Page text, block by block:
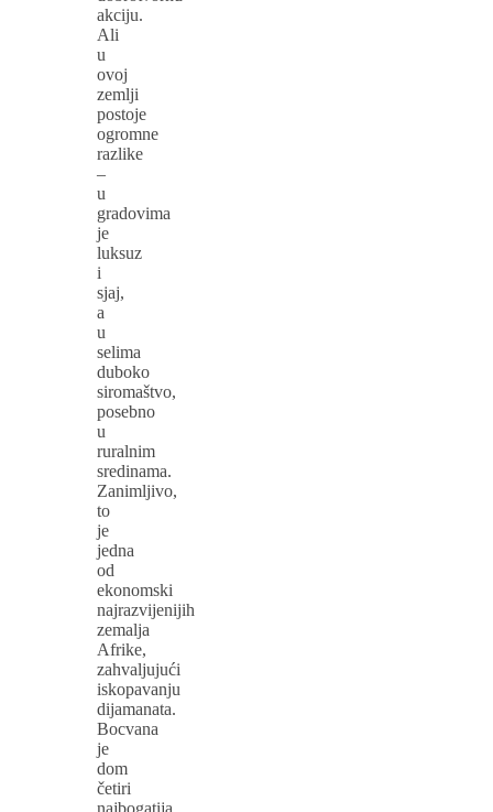
akciju.
Ali
u
ovoj
zemlji
postoje
ogromne
razlike
–
u
gradovima
je
luksuz
i
sjaj,
a
u
selima
duboko
siromaštvo,
posebno
u
ruralnim
sredinama.
Zanimljivo,
to
je
jedna
od
ekonomski
najrazvijenijih
zemalja
Afrike,
zahvaljujući
iskopavanju
dijamanata.
Bocvana
je
dom
četiri